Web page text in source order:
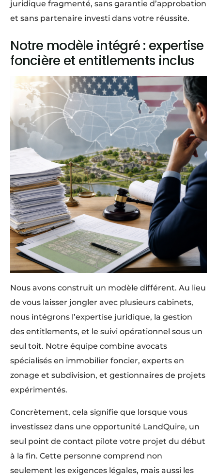
juridique fragmenté, sans garantie d’approbation
et sans partenaire investi dans votre réussite.
Notre modèle intégré : expertise
foncière et entitlements inclus
Nous avons construit un modèle différent. Au lieu
de vous laisser jongler avec plusieurs cabinets,
nous intégrons l’expertise juridique, la gestion
des entitlements, et le suivi opérationnel sous un
seul toit. Notre équipe combine avocats
spécialisés en immobilier foncier, experts en
zonage et subdivision, et gestionnaires de projets
expérimentés.
Concrètement, cela signifie que lorsque vous
investissez dans une opportunité LandQuire, un
seul point de contact pilote votre projet du début
à la fin. Cette personne comprend non
seulement les exigences légales, mais aussi les